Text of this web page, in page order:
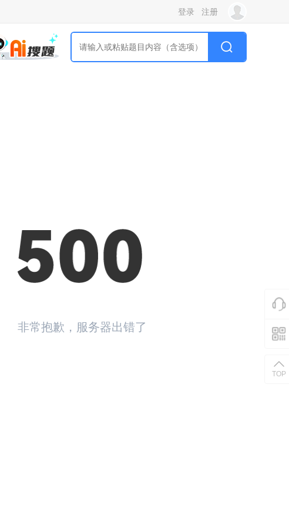
登录 注册
非常抱歉，服务器出错了
TOP